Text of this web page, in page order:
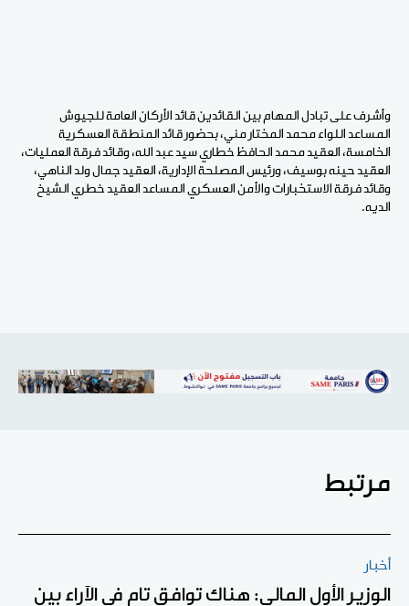
وأشرف على تبادل المهام بين القائدين قائد الأركان العامة للجيوش
المساعد اللواء محمد المختار مني، بحضور قائد المنطقة العسكرية
الخامسة، العقيد محمد الحافظ خطاري سيد عبد الله، وقائد فرقة العمليات،
العقيد حينه بوسيف، ورئيس المصلحة الإدارية، العقيد جمال ولد الناهي،
وقائد فرقة الاستخبارات والأمن العسكري المساعد العقيد خطري الشيخ
الديه.
مرتبط
أخبار
الوزير الأول المالي: هناك توافق تام في الآراء بين